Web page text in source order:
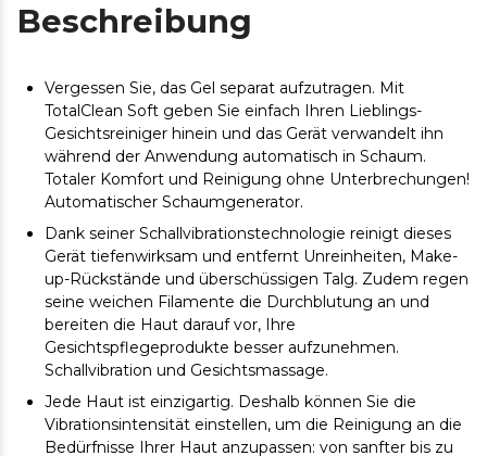
Beschreibung
Vergessen Sie, das Gel separat aufzutragen. Mit
TotalClean Soft geben Sie einfach Ihren Lieblings-
Gesichtsreiniger hinein und das Gerät verwandelt ihn
während der Anwendung automatisch in Schaum.
Totaler Komfort und Reinigung ohne Unterbrechungen!
Automatischer Schaumgenerator.
Dank seiner Schallvibrationstechnologie reinigt dieses
Gerät tiefenwirksam und entfernt Unreinheiten, Make-
up-Rückstände und überschüssigen Talg. Zudem regen
seine weichen Filamente die Durchblutung an und
bereiten die Haut darauf vor, Ihre
Gesichtspflegeprodukte besser aufzunehmen.
Schallvibration und Gesichtsmassage.
Jede Haut ist einzigartig. Deshalb können Sie die
Vibrationsintensität einstellen, um die Reinigung an die
Bedürfnisse Ihrer Haut anzupassen: von sanfter bis zu